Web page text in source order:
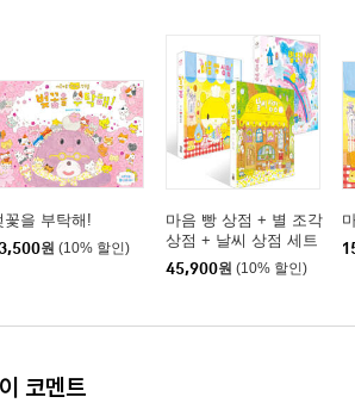
꽃을 부탁해!
원 (10% 할인)
마음 빵 상점 + 별 조각
상점 + 날씨 상점 세트
45,900원 (10% 할인)
코멘트